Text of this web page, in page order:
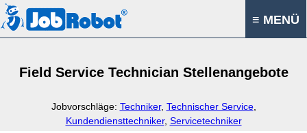
≡ MENÜ
Field Service Technician Stellenangebote
Jobvorschläge: Techniker, Technischer Service,
Kundendiensttechniker, Servicetechniker